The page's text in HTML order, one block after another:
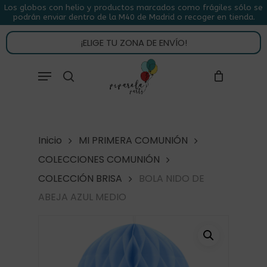
Skip
to
main
content
Los globos con helio y productos marcados como frágiles sólo se
podrán enviar dentro de la M40 de Madrid o recoger en tienda.
¡ELIGE TU ZONA DE ENVÍO!
Menu
CARRITO CLOSE
CART
Inicio
MI PRIMERA COMUNIÓN
COLECCIONES COMUNIÓN
COLECCIÓN BRISA
BOLA NIDO DE
ABEJA AZUL MEDIO
Menu